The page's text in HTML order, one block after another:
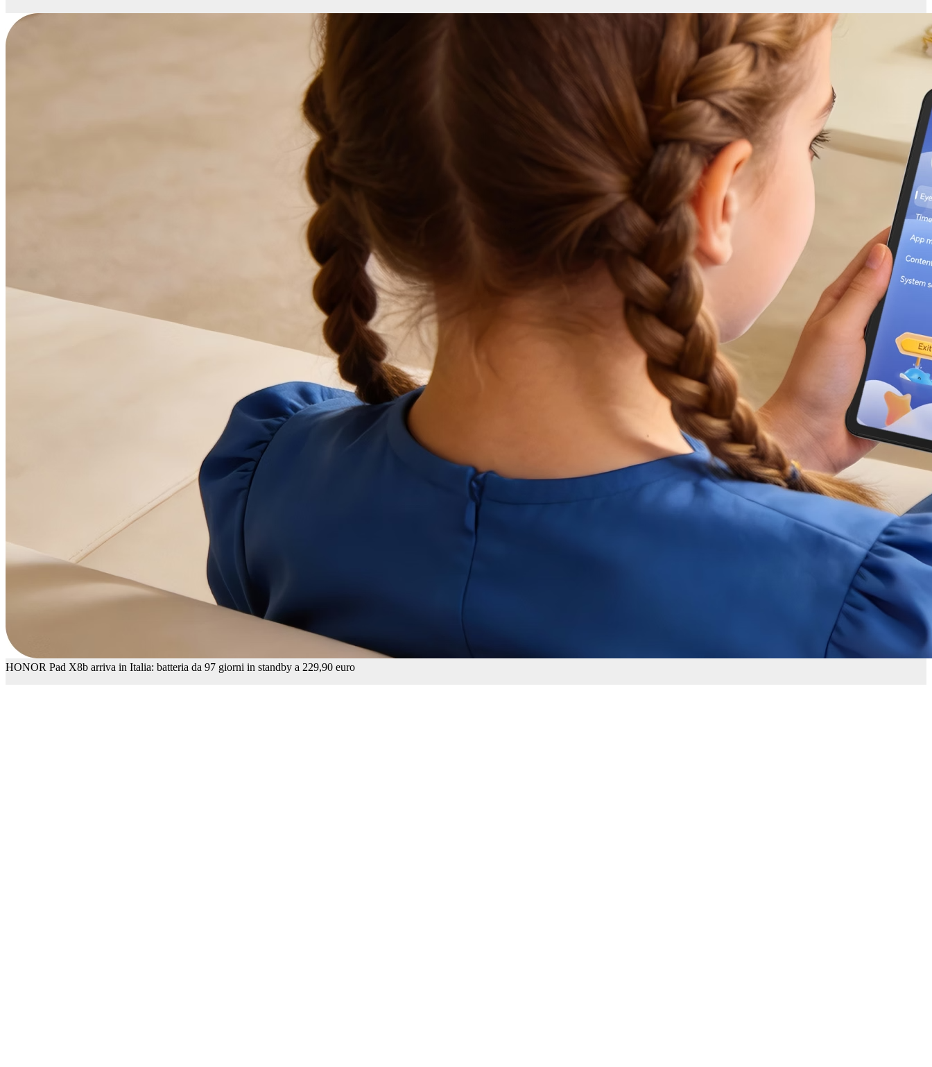
HONOR Pad X8b arriva in Italia: batteria da 97 giorni in standby a 229,90 euro